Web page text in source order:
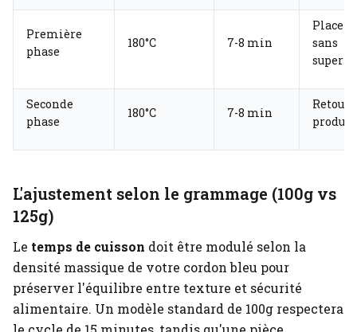
Première
phase
180°C 7-8 min
sans
Seconde
phase
180°C 7-8 min
produit
L'ajustement selon le grammage (100g vs
125g)
Le temps de cuisson doit être modulé selon la
densité massique de votre cordon bleu pour
préserver l'équilibre entre texture et sécurité
alimentaire. Un modèle standard de 100g respectera